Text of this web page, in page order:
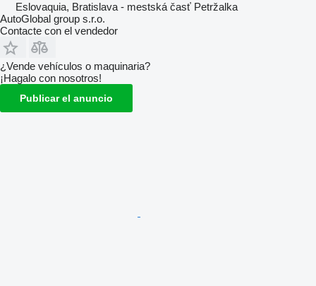
Eslovaquia, Bratislava - mestská časť Petržalka
AutoGlobal group s.r.o.
Contacte con el vendedor
¿Vende vehículos o maquinaria?
¡Hagalo con nosotros!
Publicar el anuncio